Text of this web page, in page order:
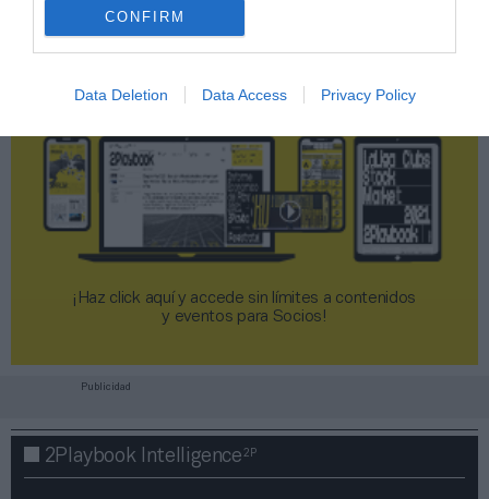
CONFIRM
Data Deletion Data Access Privacy Policy
¡Haz click aquí y accede sin límites a contenidos
y eventos para Socios!​​​​​​​
Publicidad
2Playbook Intelligence2P